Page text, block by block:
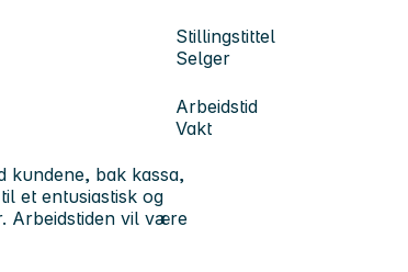
Stillingstittel
Selger
Arbeidstid
Vakt
kundene, bak kassa,
et entusiastisk og
Arbeidstiden vil være